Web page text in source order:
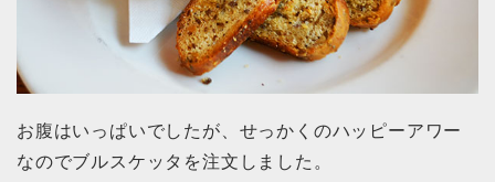
お腹はいっぱいでしたが、せっかくのハッピーアワー
なのでブルスケッタを注文しました。